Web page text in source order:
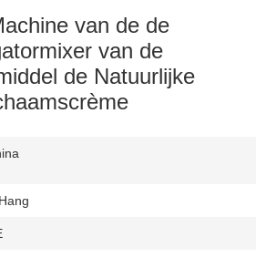
van de de
van de
de Natuurlijke